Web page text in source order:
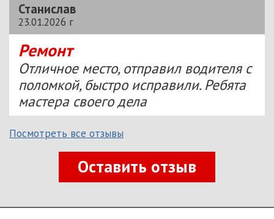
Станислав
23.01.2026 г
Ремонт
Отличное место, отправил водителя с
поломкой, быстро исправили. Ребята
мастера своего дела
Посмотреть все отзывы
Оставить отзыв